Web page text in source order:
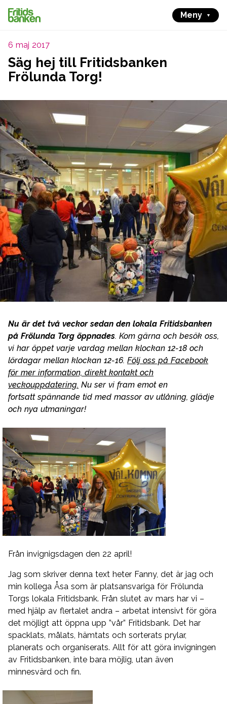
Meny
6 maj 2017
Säg hej till Fritidsbanken
Frölunda Torg!
Nu är det två veckor sedan den lokala Fritidsbanken
på Frölunda Torg öppnades. Kom gärna och besök oss,
vi har öppet varje vardag mellan klockan 12-18 och
lördagar mellan klockan 12-16. Följ oss på Facebook
för mer information, direkt kontakt och
veckouppdatering. Nu ser vi fram emot en
fortsatt spännande tid med massor av utlåning, glädje
och nya utmaningar!
Från invignigsdagen den 22 april!
Jag som skriver denna text heter Fanny, det är jag och
min kollega Åsa som är platsansvariga för Frölunda
Torgs lokala Fritidsbank. Från slutet av mars har vi –
med hjälp av flertalet andra – arbetat intensivt för göra
det möjligt att öppna upp ”vår” Fritidsbank. Det har
spacklats, målats, hämtats och sorterats prylar,
planerats och organiserats. Allt för att göra invigningen
av Fritidsbanken, inte bara möjlig, utan även
minnesvärd och fin.